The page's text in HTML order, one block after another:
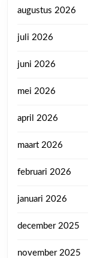
augustus 2026
juli 2026
juni 2026
mei 2026
april 2026
maart 2026
februari 2026
januari 2026
december 2025
november 2025